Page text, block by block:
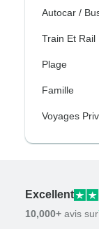
Autocar /
Train Et Rail
Plage
Famille
Voyages
Excellent
10,000+ avis sur